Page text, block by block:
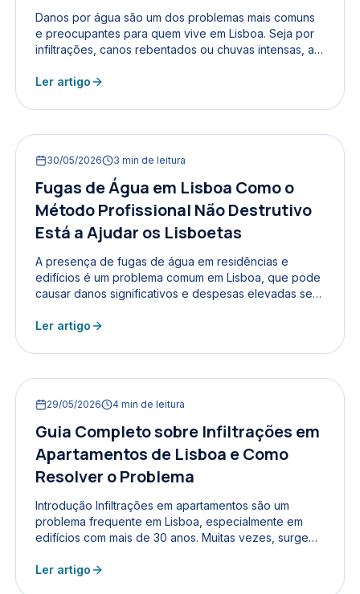
Danos por água são um dos problemas mais comuns
e preocupantes para quem vive em Lisboa. Seja por
infiltrações, canos rebentados ou chuvas intensas, as
estrutura do imóvel e os bens pessoais. Felizmente, o
essencial para estes casos. Mas como proceder para
precisa saber para agir com segurança e...
Ler artigo
30/05/2026 3 min de leitura
Fugas de Água em Lisboa Como o
Método Profissional Não Destrutivo
Está a Ajudar os Lisboetas
A presença de fugas de água em residências e
edifícios é um problema comum em Lisboa, que pode
causar danos significativos e despesas elevadas se
avançou e hoje existe um método profissional não
estas fugas são identificadas e resolvidas. Este
transtornos maiores. O Problema das Fugas de Água
Ler artigo
29/05/2026 4 min de leitura
Guia Completo sobre Infiltrações em
Apartamentos de Lisboa e Como
Resolver o Problema
Introdução Infiltrações em apartamentos são um
problema frequente em Lisboa, especialmente em
edifícios com mais de 30 anos. Muitas vezes, surgem
odores persistentes, afetando o conforto e a saúde
Ler artigo